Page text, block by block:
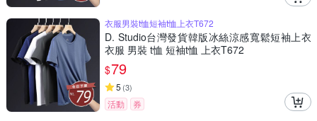
衣服男裝t恤短袖t恤上衣T672
D. Studio台灣發貨韓版冰絲涼感寬鬆短袖上衣
衣服 男裝 t恤 短袖t恤 上衣T672
$79
5 (3)
活動
券